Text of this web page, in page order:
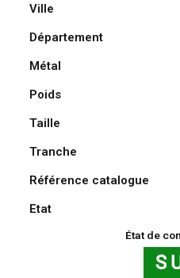
Cripte
Notre-
Dame
Ville
Département
Métal
Poids
Taille
Tranche
Référence catalogue
Etat
État de